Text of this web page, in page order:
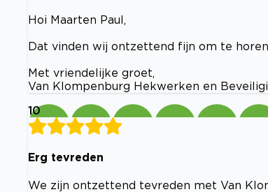
Hoi Maarten Paul,
Dat vinden wij ontzettend fijn om te
Met vriendelijke groet,
Van Klompenburg Hekwerken en
10
Erg tevreden
We zijn ontzettend tevreden met Van